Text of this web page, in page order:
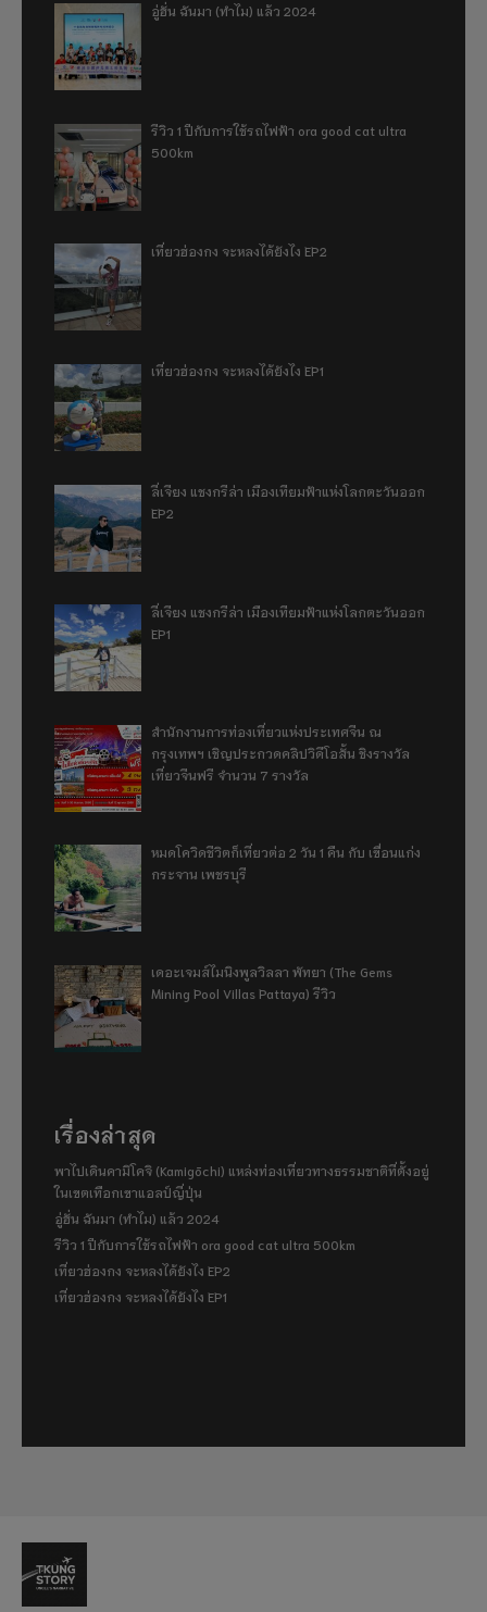
อู่ฮั่น ฉันมา (ทำไม) แล้ว 2024
รีวิว 1 ปีกับการใช้รถไฟฟ้า ora good cat ultra
500km
เที่ยวฮ่องกง จะหลงได้ยังไง EP2
เที่ยวฮ่องกง จะหลงได้ยังไง EP1
ลี่เจียง แชงกรีล่า เมืองเทียมฟ้าแห่งโลกตะวันออก
EP2
ลี่เจียง แชงกรีล่า เมืองเทียมฟ้าแห่งโลกตะวันออก
EP1
สำนักงานการท่องเที่ยวแห่งประเทศจีน ณ
กรุงเทพฯ เชิญประกวดคลิปวิดีโอสั้น ชิงรางวัล
เที่ยวจีนฟรี จำนวน 7 รางวัล
หมดโควิดชีวิตก็เที่ยวต่อ 2 วัน 1 คืน กับ เขื่อนแก่ง
กระจาน เพชรบุรี
เดอะเจมส์ไมนิงพูลวิลลา พัทยา (The Gems
Mining Pool Villas Pattaya) รีวิว
เรื่องล่าสุด
พาไปเดินคามิโคจิ (Kamigōchi) แหล่งท่องเที่ยวทางธรรมชาติที่ตั้งอยู่
ในเขตเทือกเขาแอลป์ญี่ปุ่น
อู่ฮั่น ฉันมา (ทำไม) แล้ว 2024
รีวิว 1 ปีกับการใช้รถไฟฟ้า ora good cat ultra 500km
เที่ยวฮ่องกง จะหลงได้ยังไง EP2
เที่ยวฮ่องกง จะหลงได้ยังไง EP1